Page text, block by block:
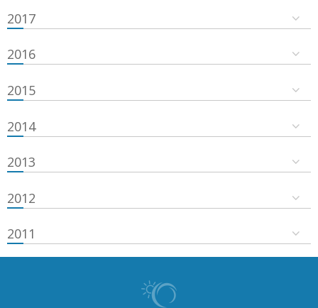
2017
2016
2015
2014
2013
2012
2011